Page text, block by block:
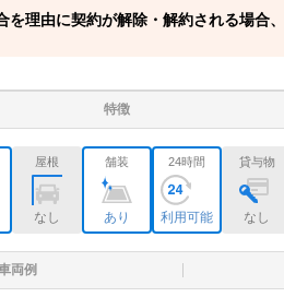
を理由に契約が解除・解約される場合、
特徴
屋根
なし
舗装
あり
24時間
利用可能
貸与物
なし
両例